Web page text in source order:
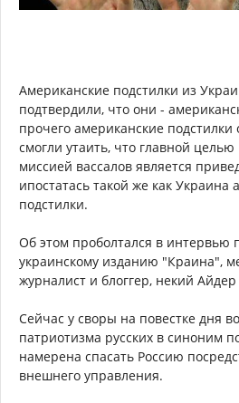
Американские подстилки из
подтвердили, что они -
прочего американские
смогли утаить, что главной
миссией вассалов является
ипостатась такой же как Украина
подстилки.
Об этом проболтался в интервью
украинскому изданию "Краина",
журналист и блоггер, некий
Сейчас у своры на повестке дня
патриотизма русских в синоним
намерена спасать Россию
внешнего управления.